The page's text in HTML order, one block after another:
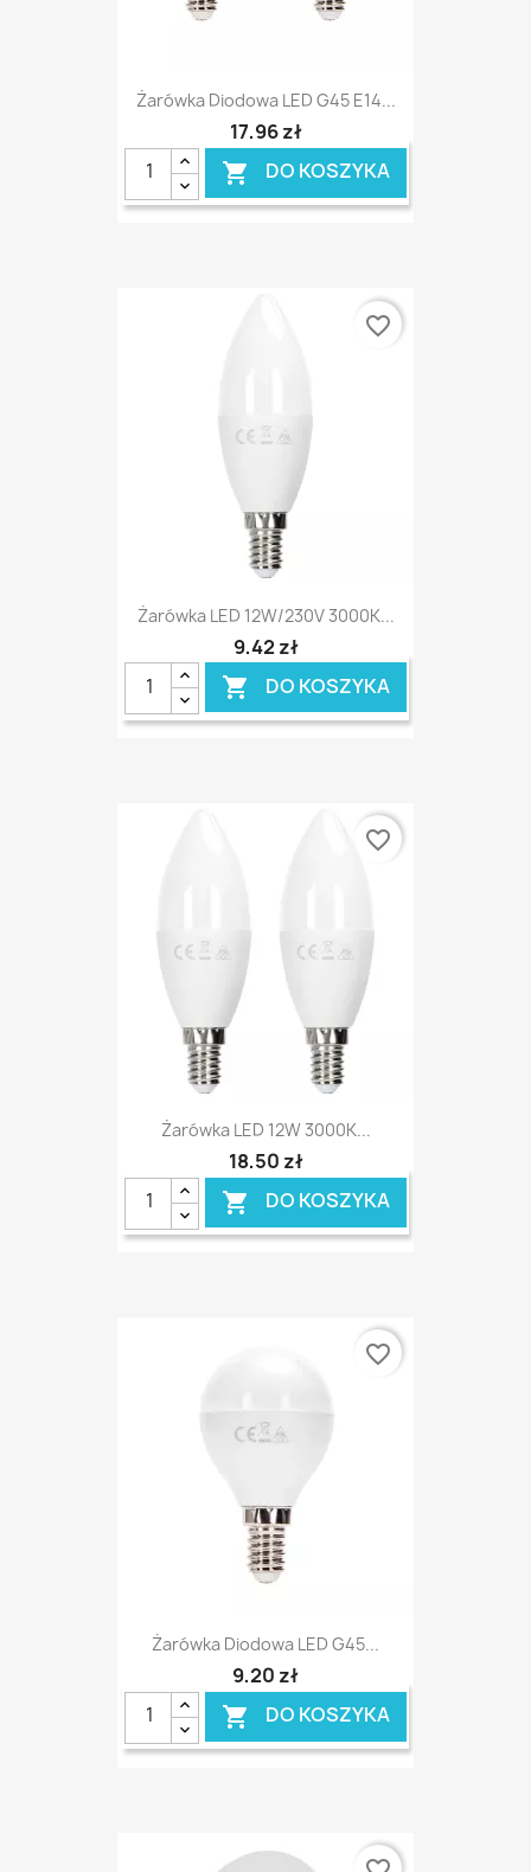
Żarówka Diodowa LED G45 E14...
17,96 zł
 DO KOSZYKA
Żarówka LED 12W/230V 3000K...
9,42 zł
 DO KOSZYKA
favorite_border
Żarówka LED 12W 3000K...
18,50 zł
 DO KOSZYKA
favorite_border
Żarówka Diodowa LED G45...
9,20 zł
 DO KOSZYKA
favorite_border